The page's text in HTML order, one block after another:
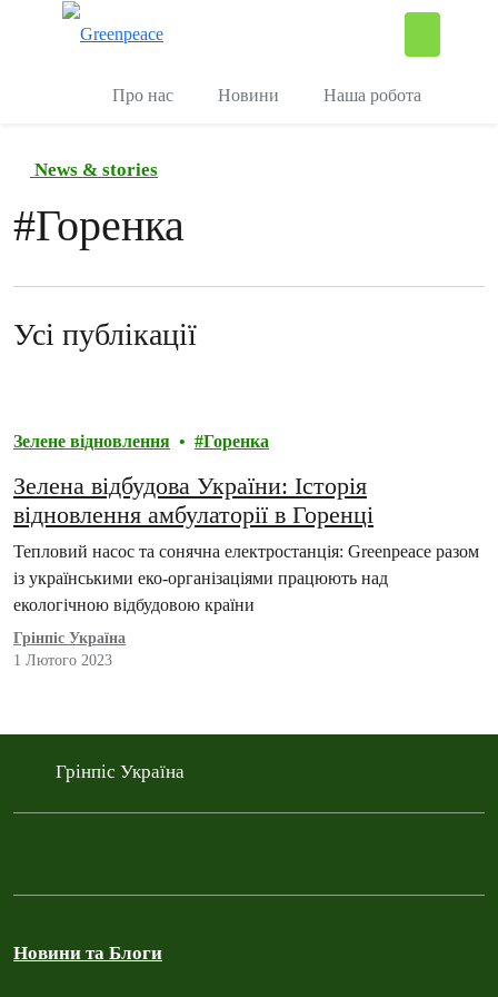
Про нас Новини Наша робота
News & stories
#Горенка
Усі публікації
Зелене відновлення Горенка
Зеленa відбудова України: Історія
відновлення амбулаторії в Горенці
Тепловий насос та сонячна електростанція: Greenpeace разом
із українськими еко-організаціями працюють над
екологічною відбудовою країни
Грінпіс Україна
1 Лютого 2023
Грінпіс Україна
Новини та Блоги